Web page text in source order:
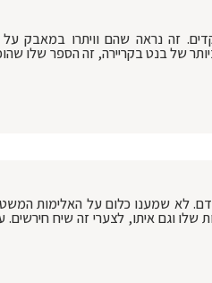
זה נראה שהם וויתרו במאבק על
של בנט בקריירה, זה הספר שלו
לא שמענו כלום על האלימות
שלו וגם איתו, לצערי זה שיח חירשים.